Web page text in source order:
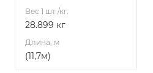
Вес 1 шт./кг.
28.899 кг
Длина, м
(11,7м)